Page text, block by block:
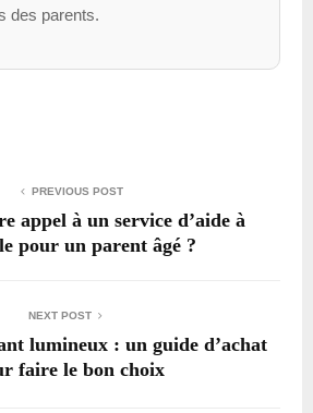
des parents.
PREVIOUS POST
appel à un service d’aide à
pour un parent âgé ?
NEXT POST
lumineux : un guide d’achat
faire le bon choix